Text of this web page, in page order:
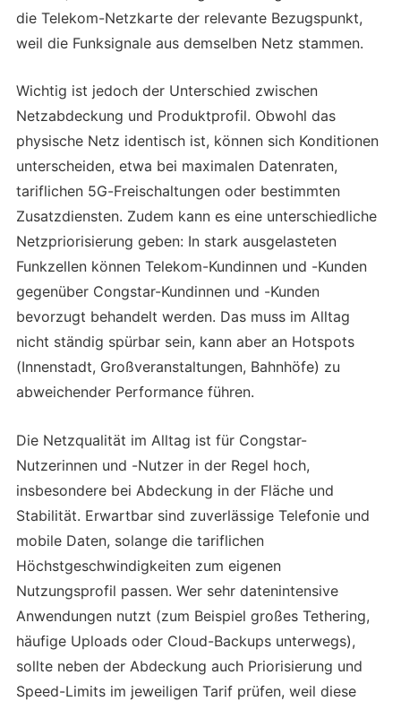
die Telekom-Netzkarte der relevante Bezugspunkt,
weil die Funksignale aus demselben Netz stammen.
Wichtig ist jedoch der Unterschied zwischen
Netzabdeckung und Produktprofil. Obwohl das
physische Netz identisch ist, können sich Konditionen
unterscheiden, etwa bei maximalen Datenraten,
tariflichen 5G-Freischaltungen oder bestimmten
Zusatzdiensten. Zudem kann es eine unterschiedliche
Netzpriorisierung geben: In stark ausgelasteten
Funkzellen können Telekom-Kundinnen und -Kunden
gegenüber Congstar-Kundinnen und -Kunden
bevorzugt behandelt werden. Das muss im Alltag
nicht ständig spürbar sein, kann aber an Hotspots
(Innenstadt, Großveranstaltungen, Bahnhöfe) zu
abweichender Performance führen.
Die Netzqualität im Alltag ist für Congstar-
Nutzerinnen und -Nutzer in der Regel hoch,
insbesondere bei Abdeckung in der Fläche und
Stabilität. Erwartbar sind zuverlässige Telefonie und
mobile Daten, solange die tariflichen
Höchstgeschwindigkeiten zum eigenen
Nutzungsprofil passen. Wer sehr datenintensive
Anwendungen nutzt (zum Beispiel großes Tethering,
häufige Uploads oder Cloud-Backups unterwegs),
sollte neben der Abdeckung auch Priorisierung und
Speed-Limits im jeweiligen Tarif prüfen, weil diese